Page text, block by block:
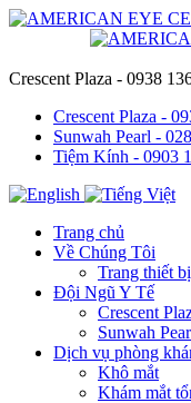
Crescent Plaza - 0938
Crescent Plaza -
Sunwah Pearl -
Tiệm Kính - 0903
Trang chủ
Về Chúng Tôi
Trang thiết bị
Đội Ngũ Y Tế
Crescent
Sunwah
Dịch vụ phòng
Khô mắt
Khám mắt